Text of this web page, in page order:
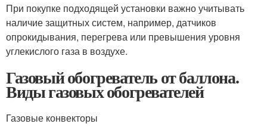
При покупке подходящей установки важно учитывать
наличие защитных систем, например, датчиков
опрокидывания, перегрева или превышения уровня
углекислого газа в воздухе.
Газовый обогреватель от баллона.
Виды газовых обогревателей
Газовые конвекторы